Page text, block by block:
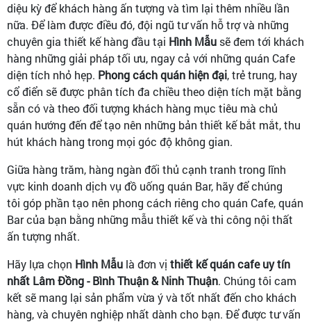
diệu kỳ để khách hàng ấn tượng và tìm lại thêm nhiều lần
nữa. Để làm được điều đó, đội ngũ tư vấn hỗ trợ và những
chuyên gia thiết kế hàng đầu tại Hình Mẫu sẽ đem tới khách
hàng những giải pháp tối ưu, ngay cả với những quán Cafe
diện tích nhỏ hẹp. Phong cách quán hiện đại, trẻ trung, hay
cổ điển sẽ được phân tích đa chiều theo diện tích mặt bằng
sẵn có và theo đối tượng khách hàng mục tiêu mà chủ
quán hướng đến để tạo nên những bản thiết kế bắt mắt, thu
hút khách hàng trong mọi góc độ không gian.
Giữa hàng trăm, hàng ngàn đối thủ cạnh tranh trong lĩnh
vực kinh doanh dịch vụ đồ uống quán Bar, hãy để chúng
tôi góp phần tạo nên phong cách riêng cho quán Cafe, quán
Bar của bạn bằng những mẫu thiết kế và thi công nội thất
ấn tượng nhất.
Hãy lựa chọn Hình Mẫu là đơn vị thiết kế quán cafe uy tín
nhất Lâm Đồng - Bình Thuận & Ninh Thuận. Chúng tôi cam
kết sẽ mang lại sản phẩm vừa ý và tốt nhất đến cho khách
hàng, và chuyên nghiệp nhất dành cho bạn. Để được tư vấn